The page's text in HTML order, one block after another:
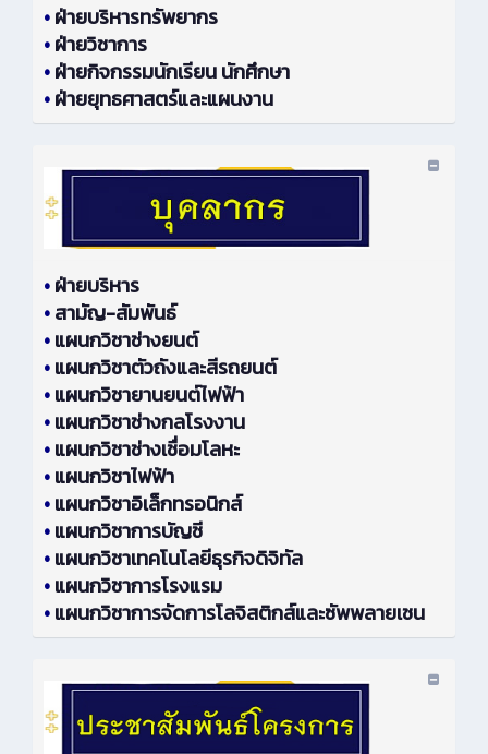
•ฝ่ายบริหารทรัพยากร
•ฝ่ายวิชาการ
•ฝ่ายกิจกรรมนักเรียน นักศึกษา
•ฝ่ายยุทธศาสตร์และแผนงาน
•ฝ่ายบริหาร
•สามัญ-สัมพันธ์
•แผนกวิชาช่างยนต์
•แผนกวิชาตัวถังและสีรถยนต์
•แผนกวิชายานยนต์ไฟฟ้า
•แผนกวิชาช่างกลโรงงาน
•แผนกวิชาช่างเชื่อมโลหะ
•แผนกวิชาไฟฟ้า
•แผนกวิชาอิเล็กทรอนิกส์
•แผนกวิชาการบัญชี
•แผนกวิชาเทคโนโลยีธุรกิจดิจิทัล
•แผนกวิชาการโรงแรม
•แผนกวิชาการจัดการโลจิสติกส์และซัพพลายเชน